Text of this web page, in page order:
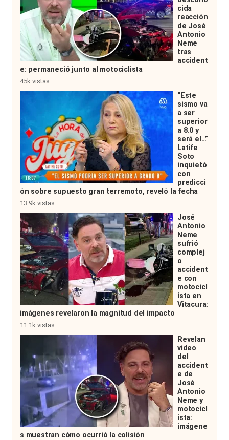
cida
reacción
de José
Antonio
Neme
tras
accident
e: permaneció junto al motociclista
45k vistas
“Este
sismo va
a ser
superior
a 8.0 y
será el…”
Latife
Soto
inquietó
con
predicci
ón sobre supuesto gran terremoto, reveló la fecha
13.9k vistas
José
Antonio
Neme
sufrió
complej
o
accident
e con
motocicl
ista en
Vitacura:
imágenes revelaron la magnitud del impacto
11.1k vistas
Revelan
video
del
accident
e de
José
Antonio
Neme y
motocicl
ista:
imágene
s muestran cómo ocurrió la colisión